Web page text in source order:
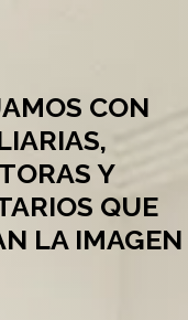
CON
Y
QUE
LA IMAGEN